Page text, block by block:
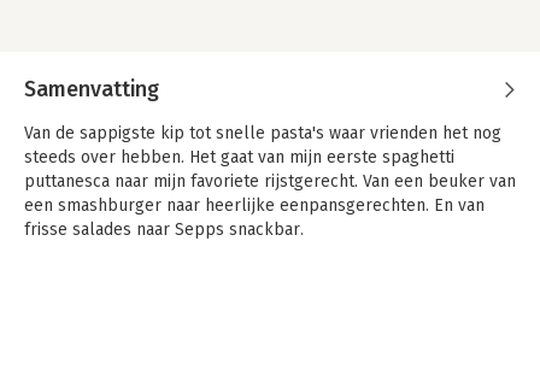
Samenvatting
Van de sappigste kip tot snelle pasta's waar vrienden het nog
steeds over hebben. Het gaat van mijn eerste spaghetti
puttanesca naar mijn favoriete rijstgerecht. Van een beuker van
een smashburger naar heerlijke eenpansgerechten. En van
frisse salades naar Sepps snackbar.